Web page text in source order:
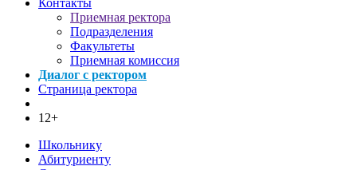
Приемная ректора
Подразделения
Факультеты
Приемная комиссия
Диалог с ректором
Страница ректора
12+
Школьнику
Абитуриенту